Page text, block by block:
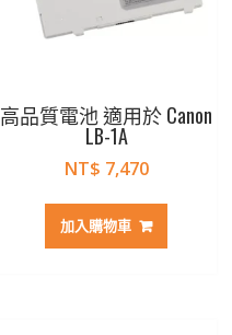
高品質電池 適用於 Canon
LB-1A
NT$ 7,470
加入購物車